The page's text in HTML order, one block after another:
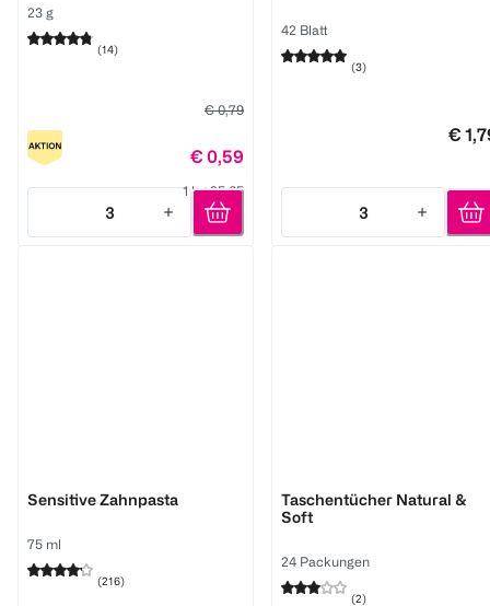
23 g
(14)
€ 0,79
€ 0,59
1 kg 25,65
3
Quantity: 3
42 Blatt
(3)
€
3
Quantity: 3
Sensitive Zahnpasta
75 ml
(216)
Taschentücher Natural &
Soft
24 Packungen
(2)